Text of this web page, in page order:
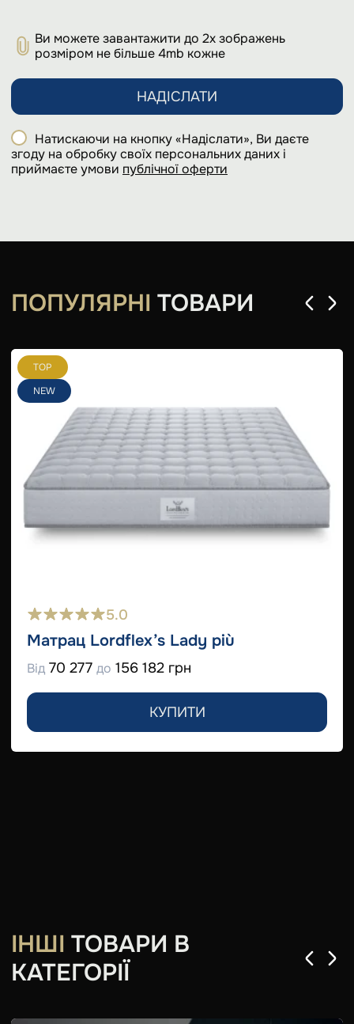
Ви можете завантажити до 2х зображень
розміром не більше 4mb кожне
НАДІСЛАТИ
Натискаючи на кнопку «Надіслати», Ви даєте
згоду на обробку своїх персональних даних і
приймаєте умови публічної оферти
ПОПУЛЯРНІ ТОВАРИ
TOP
NEW
5.0
Матрац Lordflex’s Lady più
Від 70 277 до 156 182 грн
КУПИТИ
ІНШІ ТОВАРИ В
КАТЕГОРІЇ